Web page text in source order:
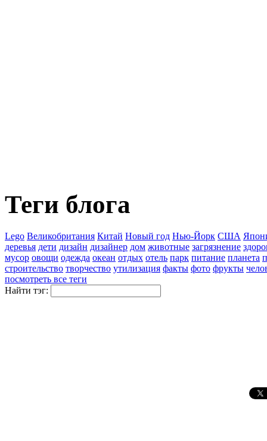
Теги блога
Lego Великобритания Китай Новый год Нью-Йорк США
деревья дети дизайн дизайнер дом животные загрязнение
мусор овощи одежда океан отдых отель парк питание планета
строительство творчество утилизация факты фото фрукты
посмотреть все теги
Найти тэг: